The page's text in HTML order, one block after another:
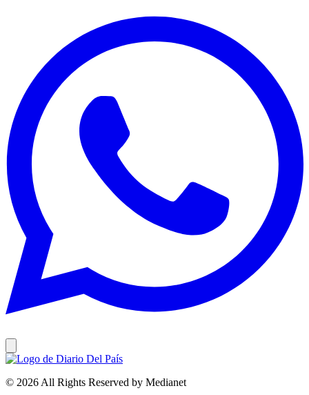
© 2026 All Rights Reserved by Medianet